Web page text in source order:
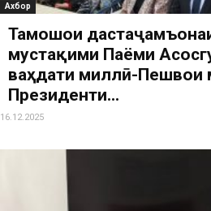
Ахбор
Тамошои
мустақими Паёми
ваҳдати миллӣ-Пешвои
Президенти...
16.12.2025